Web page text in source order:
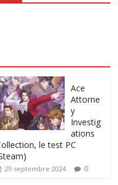
Ace
Attorne
y
Investig
ations
le test PC
29 septembre 2024 0